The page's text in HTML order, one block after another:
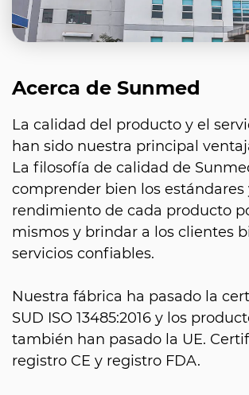
Acerca de Sunmed
La calidad del producto y el
han sido nuestra principal
La filosofía de calidad de
comprender bien los estándares
rendimiento de cada producto
mismos y brindar a los clientes
servicios confiables.
Nuestra fábrica ha pasado la
SUD ISO 13485:2016 y los
también han pasado la UE.
registro CE y registro FDA.